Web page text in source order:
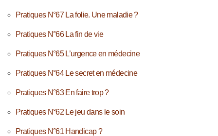
Pratiques N°67 La folie. Une maladie ?
Pratiques N°66 La fin de vie
Pratiques N°65 L’urgence en médecine
Pratiques N°64 Le secret en médecine
Pratiques N°63 En faire trop ?
Pratiques N°62 Le jeu dans le soin
Pratiques N°61 Handicap ?